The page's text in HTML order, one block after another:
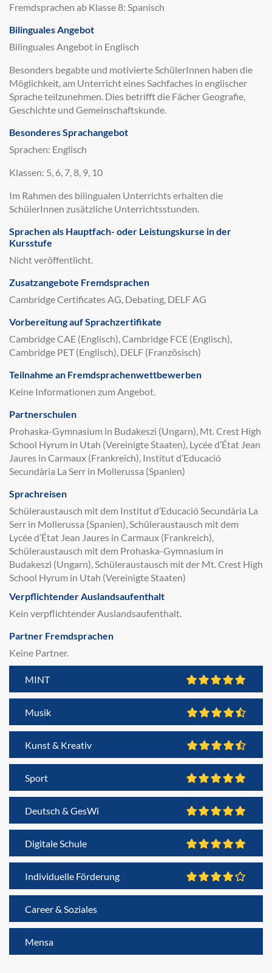
Fremdsprachen ab Klasse 8: Spanisch
Bilinguales Angebot
Bilinguales Angebot in Englisch
Besonders begabte und motivierte SchülerInnen haben die
Möglichkeit, am Unterricht eines Sachfaches in englischer
Sprache teilzunehmen. Dies betrifft die Fächer Geografie,
Geschichte und Gemeinschaftskunde.
Besonderes Sprachangebot
Sprachen: Englisch
Klassen: 5, 6, 7, 8, 9, 10
Im Rahmen des bilingualen Unterrichts erhalten die
SchülerInnen zusätzliche Unterrichtsstunden.
Sprachen als Hauptfach- oder Leistungskurse in der
Kursstufe
Nicht veröffentlicht.
Zusatzangebote Fremdsprachen
Cambridge Certificates AG, Debating, DELF AG
Vorbereitung auf Sprachzertifikate
Cambridge CAE (Englisch), Cambridge FCE (Englisch),
Cambridge PET (Englisch), DELF (Französisch)
Teilnahme an Fremdsprachenwettbewerben
Keine Informationen zum Angebot.
Partnerschulen
Prohaska-Gymnasium in Budakeszi (Ungarn), Mt. Crest High
School Hyrum in Utah (Vereinigte Staaten), Lycée d’État Jean
Jaures in Carmaux (Frankreich), Institut d’Educació
Secundària La Serr in Mollerussa (Spanien)
Sprachreisen
Schüleraustausch mit dem Institut d’Educació Secundària La
Serr in Mollerussa (Spanien), Schüleraustausch mit dem
Lycée d’État Jean Jaures in Carmaux (Frankreich),
Schüleraustausch mit dem Prohaska-Gymnasium in
Budakeszi (Ungarn), Schüleraustausch mit der Mt. Crest High
School Hyrum in Utah (Vereinigte Staaten)
Verpflichtender Auslandsaufenthalt
Kein verpflichtender Auslandsaufenthalt.
Partner Fremdsprachen
Keine Partner.
MINT
Musik
Kunst & Kreativ
Sport
Deutsch & GesWi
Digitale Schule
Individuelle Förderung
Career & Soziales
Mensa